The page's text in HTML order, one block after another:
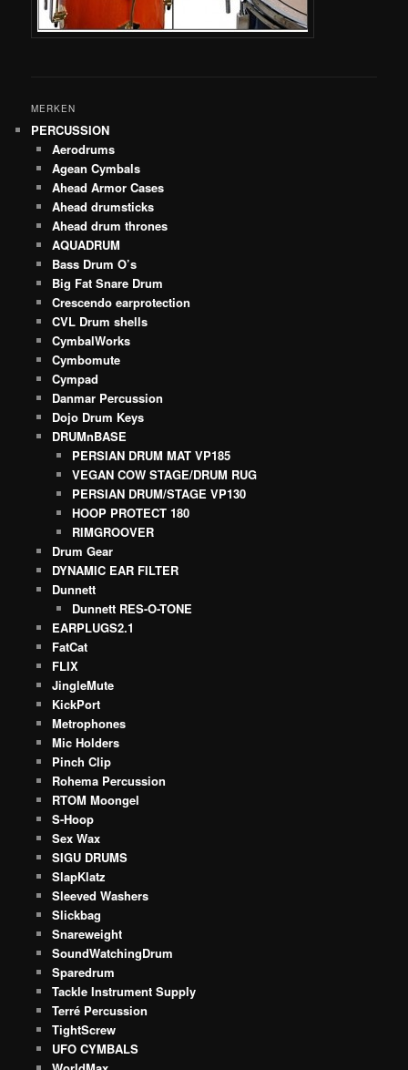
MERKEN
PERCUSSION
Aerodrums
Agean Cymbals
Ahead Armor Cases
Ahead drumsticks
Ahead drum thrones
AQUADRUM
Bass Drum O’s
Big Fat Snare Drum
Crescendo earprotection
CVL Drum shells
CymbalWorks
Cymbomute
Cympad
Danmar Percussion
Dojo Drum Keys
DRUMnBASE
PERSIAN DRUM MAT VP185
VEGAN COW STAGE/DRUM RUG
PERSIAN DRUM/STAGE VP130
HOOP PROTECT 180
RIMGROOVER
Drum Gear
DYNAMIC EAR FILTER
Dunnett
Dunnett RES-O-TONE
EARPLUGS2.1
FatCat
FLIX
JingleMute
KickPort
Metrophones
Mic Holders
Pinch Clip
Rohema Percussion
RTOM Moongel
S-Hoop
Sex Wax
SIGU DRUMS
SlapKlatz
Sleeved Washers
Slickbag
Snareweight
SoundWatchingDrum
Sparedrum
Tackle Instrument Supply
Terré Percussion
TightScrew
UFO CYMBALS